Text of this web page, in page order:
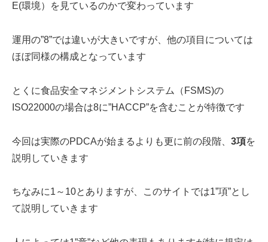
E(環境）を見ているのかで変わっています
運用の”8”では違いが大きいですが、他の項目については
ほぼ同様の構成となっています
とくに食品安全マネジメントシステム（FSMS)の
ISO22000の場合は8に”HACCP”を含むことが特徴です
今回は実際のPDCAが始まるよりも更に前の段階、 3項を
説明していきます
ちなみに1～10とありますが、このサイトでは1”項”とし
て説明していきます